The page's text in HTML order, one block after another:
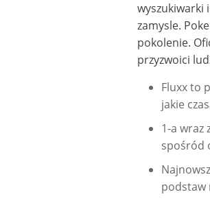
wyszukiwarki
zamysle.
pokolenie.
przyzwoici
Fluxx to
jakie
1-a wraz
spośród
podstaw